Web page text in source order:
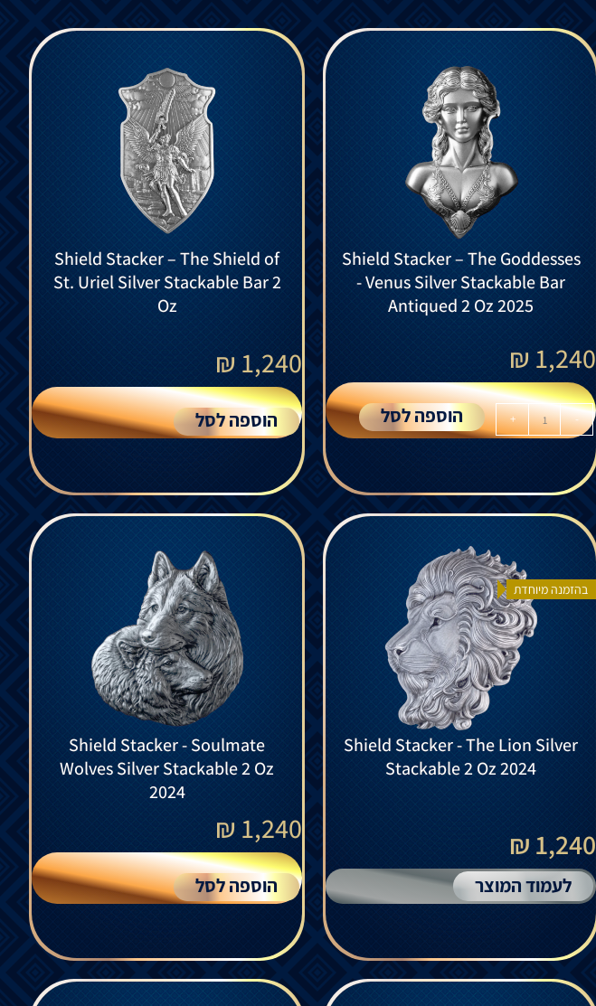
Shield Stacker – The Goddesses
- Venus Silver Stackable Bar
Antiqued 2 Oz 2025
1,240
₪
-
+ הוספה לסל
Shield Stacker – The Shield of
St. Uriel Silver Stackable Bar 2
Oz
1,240
₪
הוספה לסל
בהזמנה מיוחדת
Shield Stacker - The Lion Silver
Stackable 2 Oz 2024
1,240 ₪
לעמוד המוצר
Shield Stacker - Soulmate
Wolves Silver Stackable 2 Oz
2024
1,240
₪
הוספה לסל